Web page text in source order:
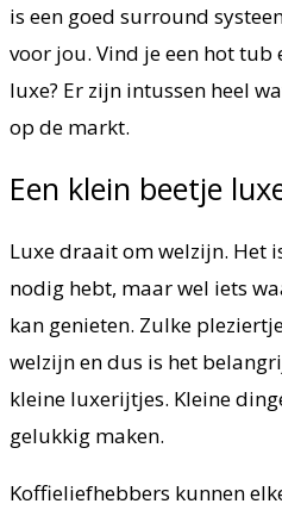
is een goed surround
voor jou. Vind je een hot
luxe? Er zijn intussen heel
op de markt.
Een klein beetje
Luxe draait om welzijn. Het
nodig hebt, maar wel iets
kan genieten. Zulke
welzijn en dus is het
kleine luxerijtjes. Kleine
gelukkig maken.
Koffieliefhebbers kunnen